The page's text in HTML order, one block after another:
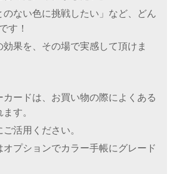
のない色に挑戦したい」など、どん
す！
果を、その場で実感して頂けま
ードは、お買い物の際によくある
す。
活用ください。
オプションでカラー手帳にグレード